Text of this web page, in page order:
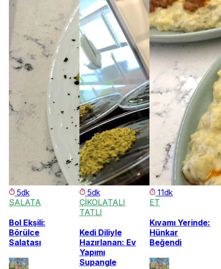
5dk
SALATA
Bol Ekşili:
Börülce
Salatası
5dk
ÇİKOLATALI
TATLI
Kedi Diliyle
Hazırlanan: Ev
Yapımı
Supangle
11dk
ET
Kıvamı Yerinde:
Hünkar
Beğendi